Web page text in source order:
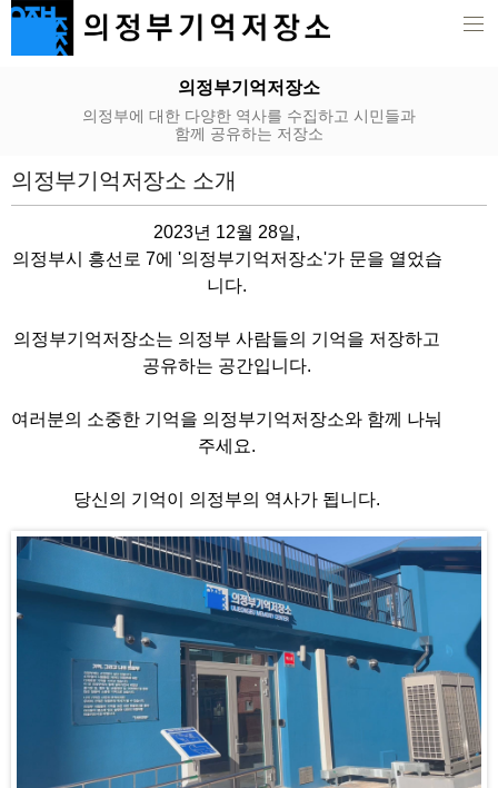
의정부기억저장소
의정부에 대한 다양한 역사를 수집하고 시민들과
함께 공유하는 저장소
의정부기억저장소 소개
2023년 12월 28일,
의정부시 흥선로 7에 '의정부기억저장소'가 문을 열었습
니다.
의정부기억저장소는 의정부 사람들의 기억을 저장하고
공유하는 공간입니다.
여러분의 소중한 기억을 의정부기억저장소와 함께 나눠
주세요.
당신의 기억이 의정부의 역사가 됩니다.